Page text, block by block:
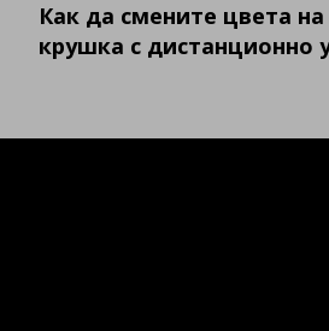
Как да смените цвета
крушка с дистанционно